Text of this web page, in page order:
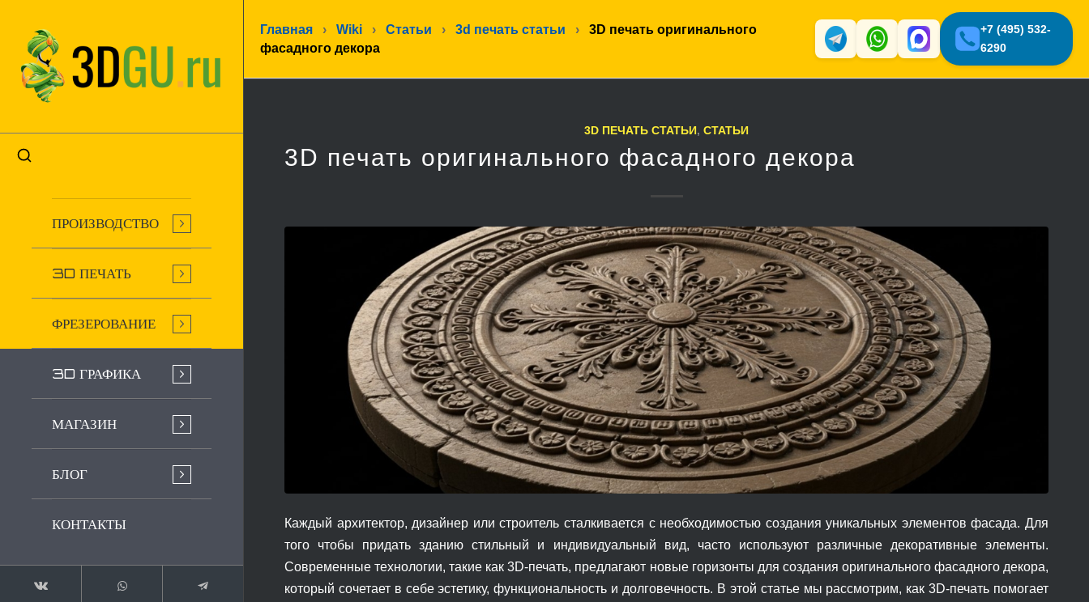
ПРОИЗВОДСТВО
3D ПЕЧАТЬ
ФРЕЗЕРОВАНИЕ
3D ГРАФИКА
МАГАЗИН
БЛОГ
КОНТАКТЫ
Главная › Wiki › Статьи › 3d печать статьи ›
3D печать оригинального
фасадного декора
+7 (495) 532-
6290
3D ПЕЧАТЬ СТАТЬИ, СТАТЬИ
3D печать оригинального фасадного декора
Каждый архитектор, дизайнер или строитель сталкивается с необходимостью создания уникальных элементов фасада. Для
того чтобы придать зданию стильный и индивидуальный вид, часто используют различные декоративные элементы.
Современные технологии, такие как 3D-печать, предлагают новые горизонты для создания оригинального фасадного декора,
который сочетает в себе эстетику, функциональность и долговечность. В этой статье мы рассмотрим, как 3D-печать помогает